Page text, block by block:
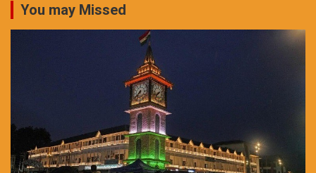
You may Missed